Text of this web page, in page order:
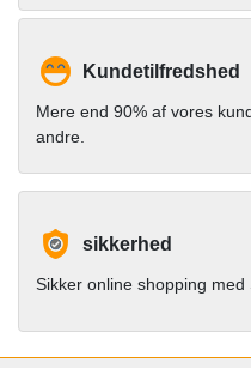
Kundetilfredshed
Mere end 90% af vores
andre.
sikkerhed
Sikker online shopping med